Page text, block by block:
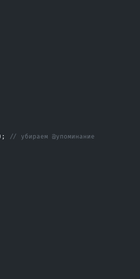
// убираем @упоминание